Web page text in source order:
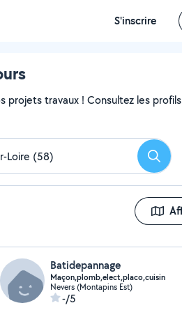
S'inscrire
projets travaux ! Consultez les
Batidepannage
Maçon,plomb,elect,placo,cuisin
Nevers (Montapins Est)
-/5